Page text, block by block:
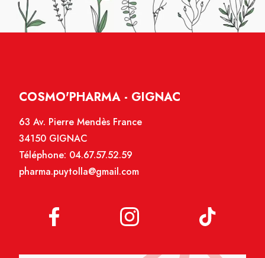
COSMO'PHARMA - GIGNAC
63 Av. Pierre Mendès France
34150 GIGNAC
Téléphone: 04.67.57.52.59
pharma.puytolla@gmail.com